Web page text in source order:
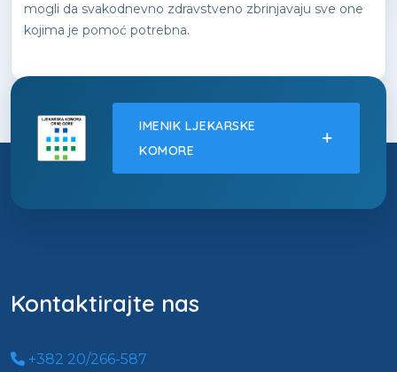
mogli da svakodnevno zdravstveno zbrinjavaju sve one
kojima je pomoć potrebna.
IMENIK LJEKARSKE
KOMORE
Kontaktirajte nas
+382 20/266-587